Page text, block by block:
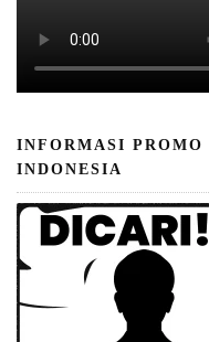
INFORMASI
INDONESIA